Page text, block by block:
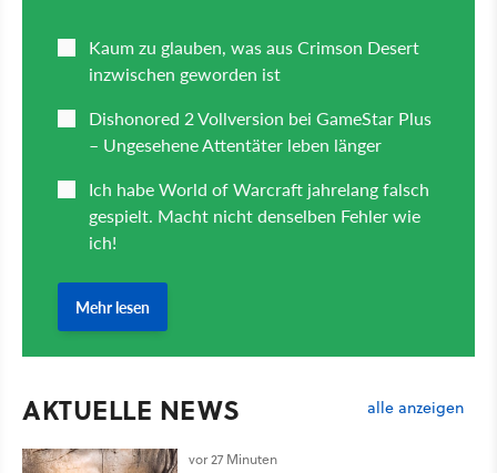
AKTUELLE NEWS alle anzeigen
vor 27 Minuten